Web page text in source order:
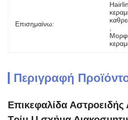
Επισημαίνω:
Περιγραφή
Επικεφαλίδα Αστροειδής